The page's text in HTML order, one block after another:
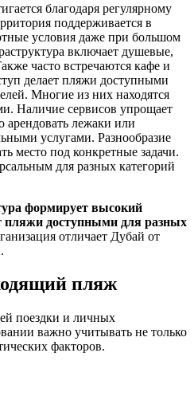
благодаря регулярному
поддерживается в
условия даже при большом
включает душевые,
часто встречаются кафе и
делает пляжи доступными
Многие из них находятся
Наличие сервисов упрощает
лежаки или
услугами. Разнообразие
место под конкретные задачи.
для разных категорий
формирует высокий
пляжи доступными для разных
отличает Дубай от
пляж
поездки и личных
важно учитывать не только
факторов.